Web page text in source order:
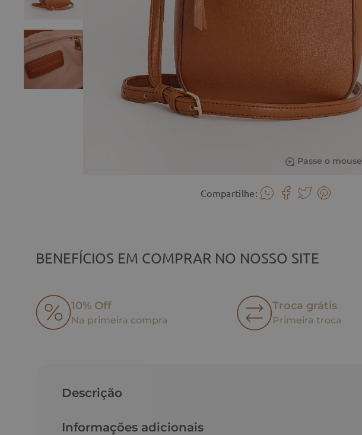
Passe o mouse
Compartilhe:
BENEFÍCIOS EM COMPRAR NO NOSSO SITE
10% Off
Na primeira compra
Troca grátis
Primeira troca
Descrição
Informações adicionais